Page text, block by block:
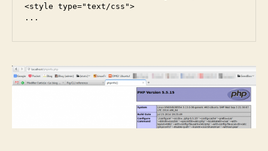
<style type="text/css">
...